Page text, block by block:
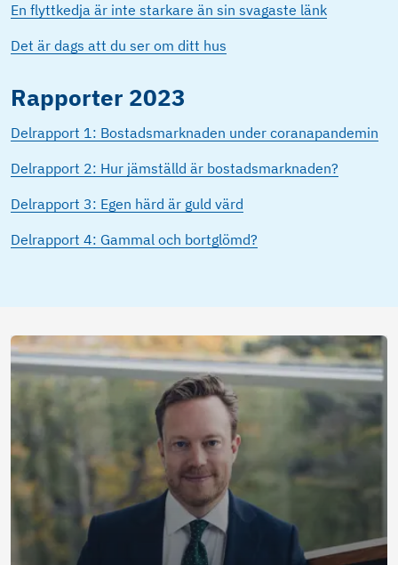
En flyttkedja är inte starkare än sin svagaste länk
Det är dags att du ser om ditt hus
Rapporter 2023
Delrapport 1: Bostadsmarknaden under coranapandemin
Delrapport 2: Hur jämställd är bostadsmarknaden?
Delrapport 3: Egen härd är guld värd
Delrapport 4: Gammal och bortglömd?